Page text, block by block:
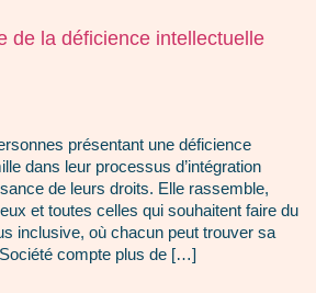
de la déficience intellectuelle
présentant une déficience
dans leur processus d’intégration
de leurs droits. Elle rassemble,
et toutes celles qui souhaitent faire du
inclusive, où chacun peut trouver sa
Société compte plus de […]